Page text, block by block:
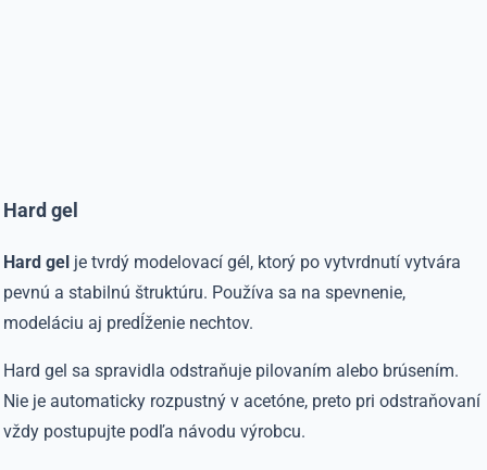
Hard gel
Hard gel je tvrdý modelovací gél, ktorý po vytvrdnutí vytvára
pevnú a stabilnú štruktúru. Používa sa na spevnenie,
modeláciu aj predĺženie nechtov.
Hard gel sa spravidla odstraňuje pilovaním alebo brúsením.
Nie je automaticky rozpustný v acetóne, preto pri odstraňovaní
vždy postupujte podľa návodu výrobcu.